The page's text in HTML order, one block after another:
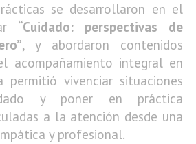
se desarrollaron en el
“Cuidado: perspectivas de
, y abordaron contenidos
acompañamiento integral en
permitió vivenciar situaciones
y poner en práctica
a la atención desde una
y profesional.